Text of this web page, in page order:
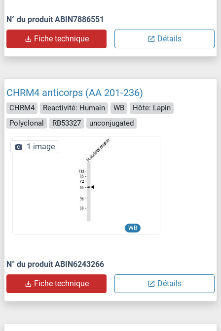
N° du produit ABIN7886551
Fiche technique Détails
CHRM4 anticorps (AA 201-236)
CHRM4 Reactivité: Humain WB
Hôte: Lapin
Polyclonal
RB53327 unconjugated
WB
1 image
N° du produit ABIN6243266
Fiche technique Détails